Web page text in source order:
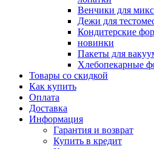
Венчики для
Дежи для
Кондитерские
новинки
Пакеты для
Хлебопекарные
Товары со скидкой
Как купить
Оплата
Доставка
Информация
Гарантия и возврат
Купить в кредит